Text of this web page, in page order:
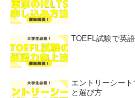
TOEFL試験で英
エントリーシー
と選び方